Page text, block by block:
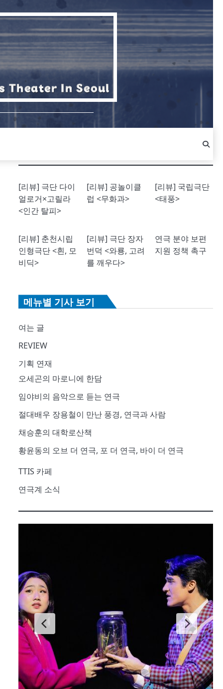
[리뷰] 극단 다이
얼로거×고릴라
<인간 탈피>
[리뷰] 공놀이클
럽 <무화과>
[리뷰] 국립극단
<태풍>
[리뷰] 춘천시립
인형극단 <흰, 모
비딕>
[리뷰] 극단 장자
번덕 <와룡, 고려
를 깨우다>
연극 분야 보편
지원 정책 촉구
메뉴별 기사 보기
여는 글
REVIEW
기획 연재
오세곤의 마로니에 한담
임야비의 음악으로 듣는 연극
절대배우 장용철이 만난 풍경, 연극과 사람
채승훈의 대학로산책
황윤동의 오브 더 연극, 포 더 연극, 바이 더 연극
TTIS 카페
연극계 소식